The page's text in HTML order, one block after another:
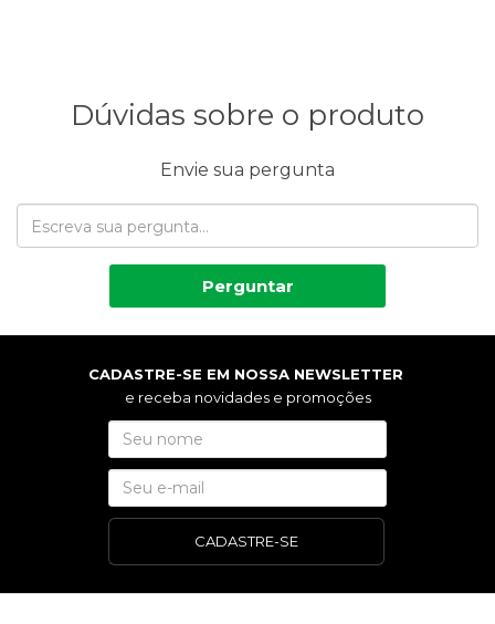
Dúvidas sobre o produto
Envie sua pergunta
Perguntar
CADASTRE-SE EM NOSSA NEWSLETTER
e receba novidades e promoções
CADASTRE-SE